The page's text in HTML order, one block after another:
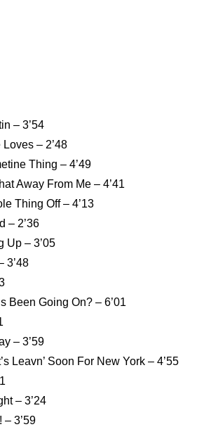
– 3’54
– 2’48
Thing – 4’49
Away From Me – 4’41
Thing Off – 4’13
– 2’36
Up – 3’05
3’48
Been Going On? – 6’01
– 3’59
Leavn’ Soon For New York – 4’55
– 3’24
– 3’59